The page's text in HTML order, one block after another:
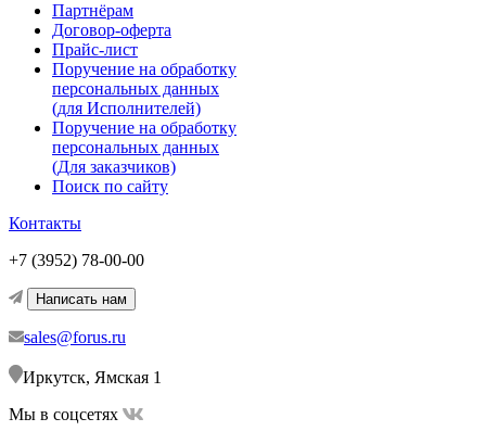
Партнёрам
Договор-оферта
Прайс-лист
Поручение на обработку
персональных данных
(для Исполнителей)
Поручение на обработку
персональных данных
(Для заказчиков)
Поиск по сайту
Контакты
+7 (3952) 78-00-00
Написать нам
sales@forus.ru
Иркутск, Ямская 1
Мы в соцсетях